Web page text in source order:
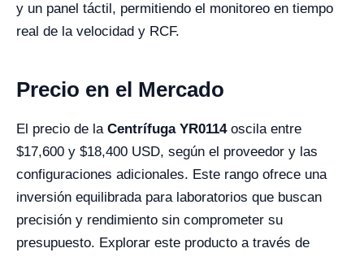
y un panel táctil, permitiendo el monitoreo en tiempo
real de la velocidad y RCF.
Precio en el Mercado
El precio de la Centrífuga YR0114oscila entre
$17,600 y $18,400 USD, según el proveedor y las
configuraciones adicionales. Este rango ofrece una
inversión equilibrada para laboratorios que buscan
precisión y rendimiento sin comprometer su
presupuesto. Explorar este producto a través de